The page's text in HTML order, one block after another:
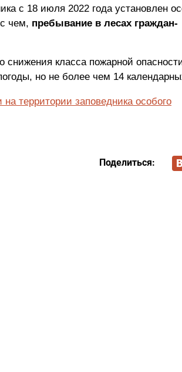
с 18 июля 2022 года установлен
чем, пребывание в лесах граждан-
снижения класса пожарной
но не более чем 14
территории заповедника особого
Поделиться: